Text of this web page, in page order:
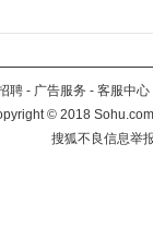
聘 - 广告服务 - 客服中心
©2018
搜狐不良信息举